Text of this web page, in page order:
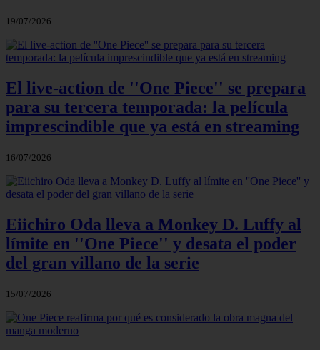
19/07/2026
El live-action de ''One Piece'' se prepara
para su tercera temporada: la película
imprescindible que ya está en streaming
16/07/2026
Eiichiro Oda lleva a Monkey D. Luffy al
límite en ''One Piece'' y desata el poder
del gran villano de la serie
15/07/2026